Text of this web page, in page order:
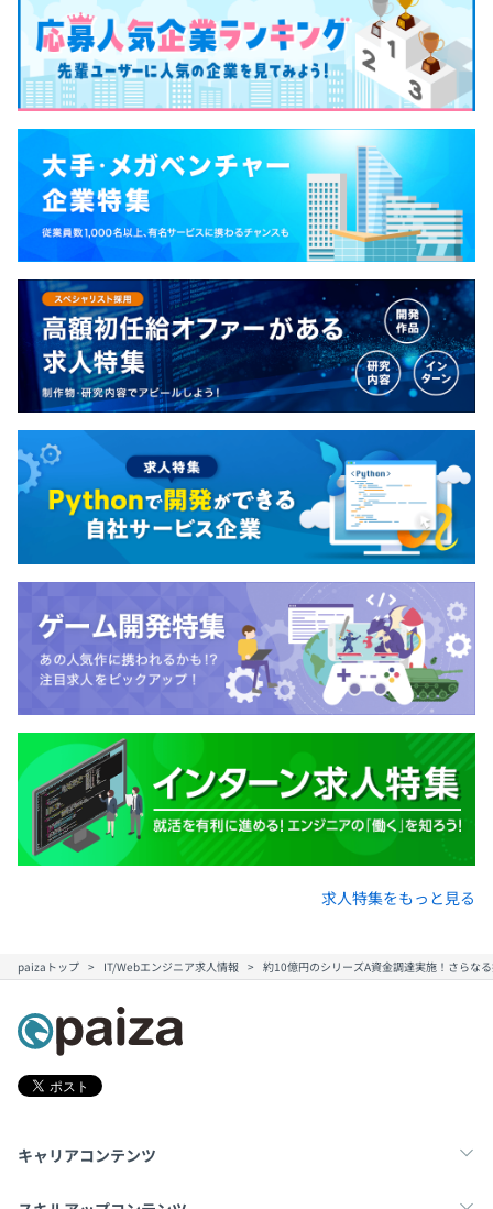
求人特集をもっと見る
paizaトップ IT/Webエンジニア求人情報 約10億円のシリーズA資金調達実施！さらな
キャリアコンテンツ